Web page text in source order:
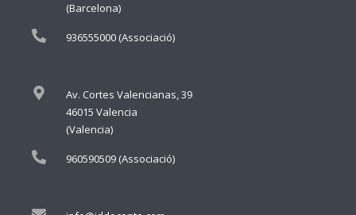
(Barcelona)
936555000 (Associació)
Av. Cortes Valencianas, 39
46015 Valencia
(Valencia)
960590509 (Associació)